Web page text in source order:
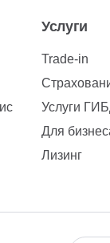
Услуги
Trade-in
Услуги
Для
Лизинг